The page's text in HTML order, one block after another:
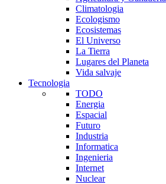
Climatologia
Ecologismo
Ecosistemas
El Universo
La Tierra
Lugares del Planeta
Vida salvaje
Tecnologia
TODO
Energia
Espacial
Futuro
Industria
Informatica
Ingenieria
Internet
Nuclear